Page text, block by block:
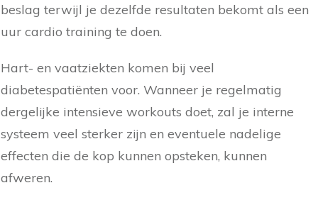
beslag terwijl je dezelfde resultaten bekomt als een
uur cardio training te doen.
Hart- en vaatziekten komen bij veel
diabetespatiënten voor. Wanneer je regelmatig
dergelijke intensieve workouts doet, zal je interne
systeem veel sterker zijn en eventuele nadelige
effecten die de kop kunnen opsteken, kunnen
afweren.